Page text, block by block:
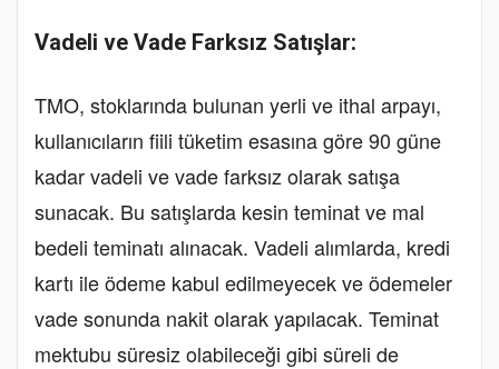
Vadeli ve Vade Farksız Satışlar:
TMO, stoklarında bulunan yerli ve ithal arpayı,
kullanıcıların fiili tüketim esasına göre 90 güne
kadar vadeli ve vade farksız olarak satışa
sunacak. Bu satışlarda kesin teminat ve mal
bedeli teminatı alınacak. Vadeli alımlarda, kredi
kartı ile ödeme kabul edilmeyecek ve ödemeler
vade sonunda nakit olarak yapılacak. Teminat
mektubu süresiz olabileceği gibi süreli de